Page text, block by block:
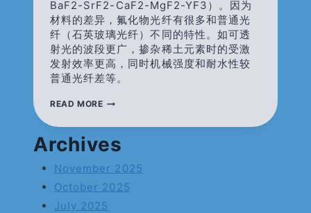
BaF2-SrF2-CaF2-MgF2-YF3）。因为
材料的差异，氟化物光纤有很多和普通光
纤（石英玻璃光纤）不同的特性。如可透
射光的波段更广，掺杂稀土元素时的受激
发射效率更高，同时机械强度和耐水性较
普通光纤差等。
READ MORE氟
物
纤
其
应
用
Archives
November 2025
October 2025
July 2025